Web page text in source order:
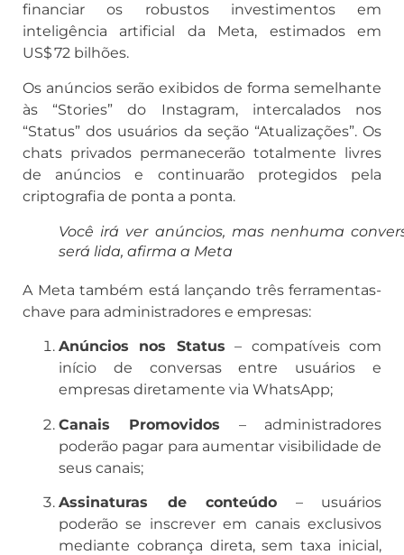
financiar os robustos investimentos em
inteligência artificial da Meta, estimados em
US$ 72 bilhões.
Os anúncios serão exibidos de forma semelhante
às “Stories” do Instagram, intercalados nos
“Status” dos usuários da seção “Atualizações”. Os
chats privados permanecerão totalmente livres
de anúncios e continuarão protegidos pela
criptografia de ponta a ponta.
Você irá ver anúncios, mas nenhuma
será lida, afirma a Meta
A Meta também está lançando três ferramentas-
chave para administradores e empresas:
Anúncios nos Status – compatíveis com
início de conversas entre usuários e
empresas diretamente via WhatsApp;
Canais Promovidos – administradores
poderão pagar para aumentar visibilidade de
seus canais;
Assinaturas de conteúdo – usuários
poderão se inscrever em canais exclusivos
mediante cobrança direta, sem taxa inicial,